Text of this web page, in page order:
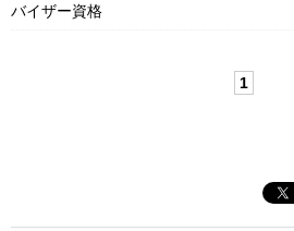
バイザー資格
1